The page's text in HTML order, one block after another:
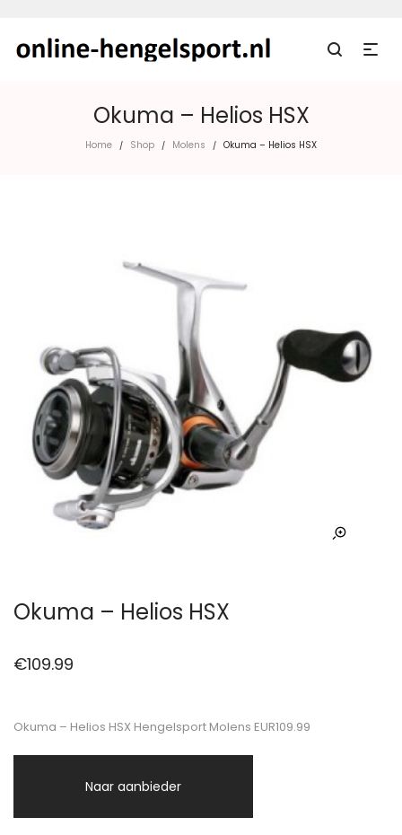
Okuma – Helios HSX
Home / Shop / Molens / Okuma – Helios HSX
Okuma – Helios HSX
€109.99
Okuma – Helios HSX Hengelsport Molens EUR109.99
Naar aanbieder